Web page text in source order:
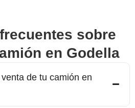
sobre
en Godella
de tu camión en